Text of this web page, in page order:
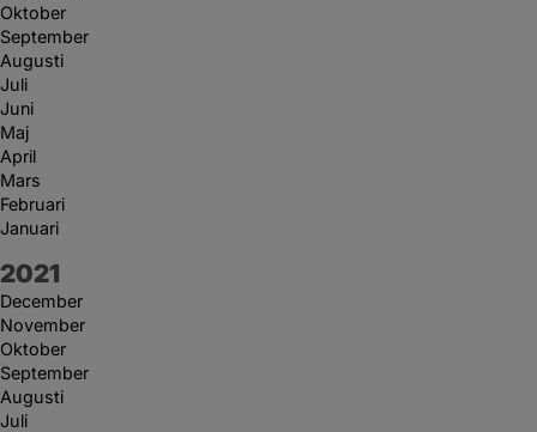
Oktober
September
Augusti
Juli
Juni
Maj
April
Mars
Februari
Januari
År:
2021
December
November
Oktober
September
Augusti
Juli